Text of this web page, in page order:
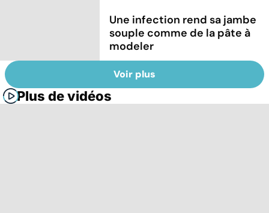
Une infection rend sa jambe
souple comme de la pâte à
modeler
Voir plus
Plus de vidéos